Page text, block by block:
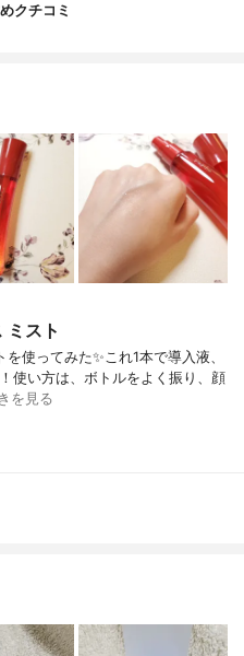
クチコミ
ミスト
使ってみた✨これ1本で導入液、
使い方は、ボトルをよく振り、顔
を見る